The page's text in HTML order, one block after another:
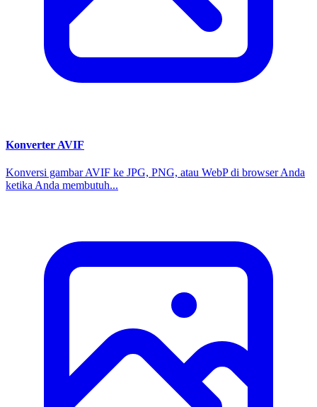
Konverter AVIF
Konversi gambar AVIF ke JPG, PNG, atau WebP di browser Anda
ketika Anda membutuh...